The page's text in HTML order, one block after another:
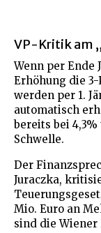
VP-Kritik am
Wenn per Ende
Erhöhung die
werden per 1.
automatisch
bereits bei
Schwelle.
Der
Juraczka,
Mio. Euro an
sind die Wiener